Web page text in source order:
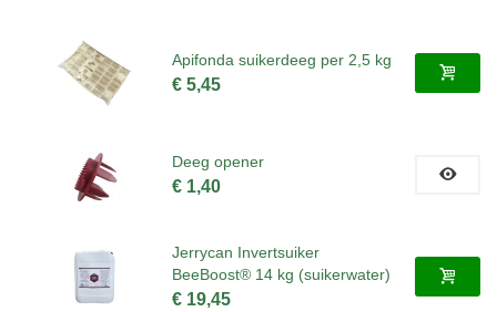
Apifonda suikerdeeg per 2,5 kg
€ 5,45
Deeg opener
€ 1,40
Jerrycan Invertsuiker
BeeBoost® 14 kg (suikerwater)
€ 19,45